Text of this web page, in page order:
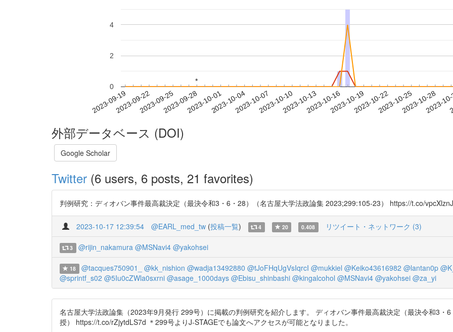
2023-09-192023-09-222023-09-252023-09-282023-10-012023-10-042023-10-072023-10-102023-10-132023-10-162023-10-192023-10-222023-10-252023-10-28
2023-
0
2
4
*
*
外部データベース (DOI)
Google Scholar
Twitter (6 users, 6 posts, 21 favorites)
判例研究：ディオバン事件最高裁決定（最決令和3・6・28）（名古屋大学法政論集 2023;299:105-23） https://t.co/
2023-10-17 12:39:54 @EARL_med_tw (投稿一覧) 4 20 0.408 リツイート・ネットワーク (3)
3 @rijin_nakamura @MSNavi4 @yakohsei
18 @tacques750901_ @kk_nishion @wadja13492880 @tJoFHqUgVsIqrcI @mukkiel @Keiko43616982 @lantan0p
@sprintf_s02 @5Iu0cZWla0sxrni @asage_1000days @Ebisu_shinbashi @kingalcohol @MSNavi4 @yakohsei @za_yi
名古屋大学法政論集（2023年9月発行 299号）に掲載の判例研究を紹介します。 ディオバン事件最高裁決定（最決令和3・
授） https://t.co/rZjytdLS7d ＊299号よりJ-STAGEでも論文へアクセスが可能となりました。